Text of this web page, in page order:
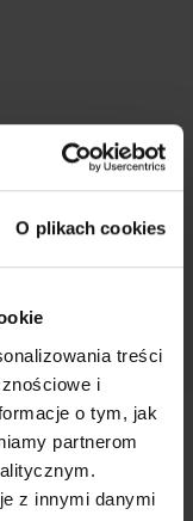
O plikach cookies
treści
i
o tym, jak
partnerom
z innymi danymi